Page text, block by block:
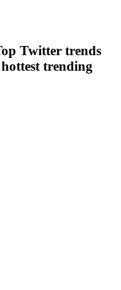
Twitter trends
trending